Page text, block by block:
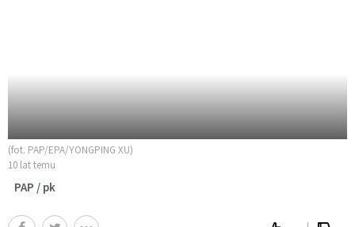
(fot. PAP/EPA/YONGPING XU)
10 lat temu
PAP / pk